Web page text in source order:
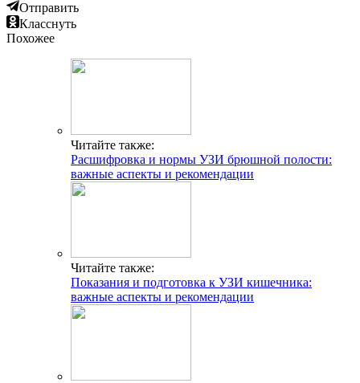
Отправить
Класснуть
Похожее
Читайте также:
Расшифровка и нормы УЗИ брюшной полости:
важные аспекты и рекомендации
Читайте также:
Показания и подготовка к УЗИ кишечника:
важные аспекты и рекомендации